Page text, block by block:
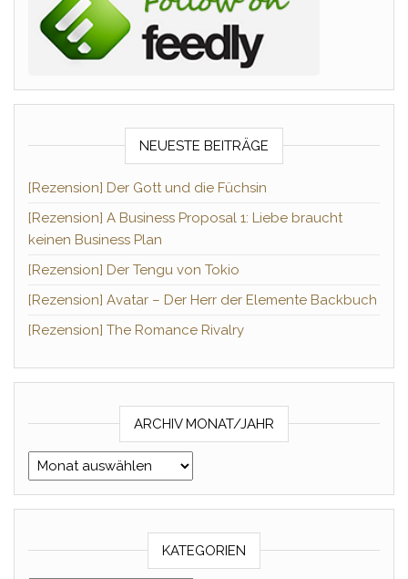
NEUESTE BEITRÄGE
[Rezension] Der Gott und die Füchsin
[Rezension] A Business Proposal 1: Liebe braucht
keinen Business Plan
[Rezension] Der Tengu von Tokio
[Rezension] Avatar – Der Herr der Elemente Backbuch
[Rezension] The Romance Rivalry
ARCHIV MONAT/JAHR
Archiv Monat/Jahr
KATEGORIEN